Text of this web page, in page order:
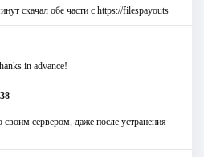
скачал обе части с https://filespayouts
in advance!
сервером, даже после устранения